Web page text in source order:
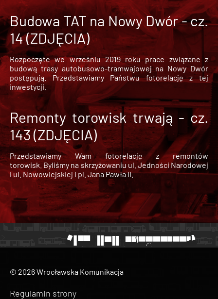
Budowa TAT na Nowy Dwór - cz.
14 (ZDJĘCIA)
Rozpoczęte we wrześniu 2019 roku prace związane z
budową trasy autobusowo-tramwajowej na Nowy Dwór
postępują. Przedstawiamy Państwu fotorelację z tej
inwestycji.
Remonty torowisk trwają - cz.
143 (ZDJĘCIA)
Przedstawiamy Wam fotorelację z remontów
torowisk. Byliśmy na skrzyżowaniu ul. Jedności Narodowej
i ul. Nowowiejskiej i pl. Jana Pawła II.
© 2026 Wrocławska Komunikacja
Regulamin strony